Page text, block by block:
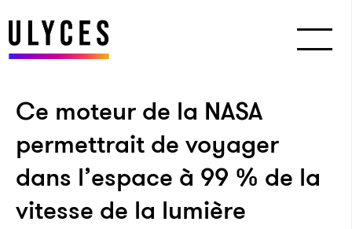
Ce moteur de la NASA
permettrait de voyager
dans l’espace à 99 % de la
vitesse de la lumière